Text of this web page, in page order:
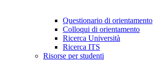
Questionario di orientamento
Colloqui di orientamento
Ricerca Università
Ricerca ITS
Risorse per studenti